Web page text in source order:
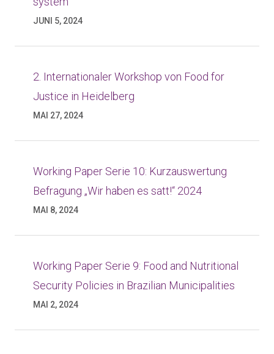
JUNI 5, 2024
2. Internationaler Workshop von Food for
Justice in Heidelberg
MAI 27, 2024
Working Paper Serie 10: Kurzauswertung
Befragung „Wir haben es satt!“ 2024
MAI 8, 2024
Working Paper Serie 9: Food and Nutritional
Security Policies in Brazilian Municipalities
MAI 2, 2024